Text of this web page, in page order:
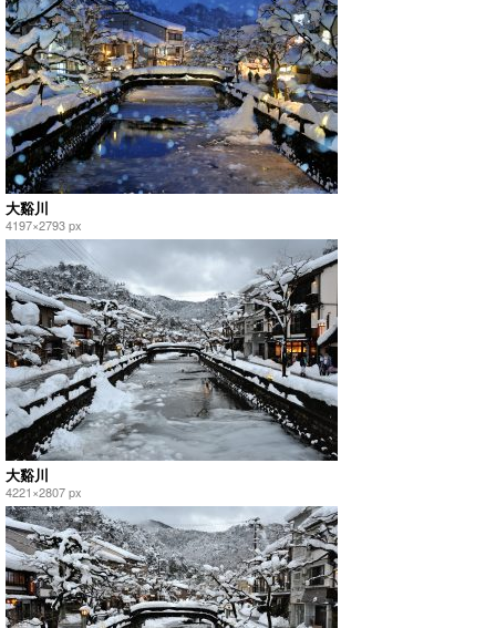
大谿川
4197×2793 px
大谿川
4221×2807 px